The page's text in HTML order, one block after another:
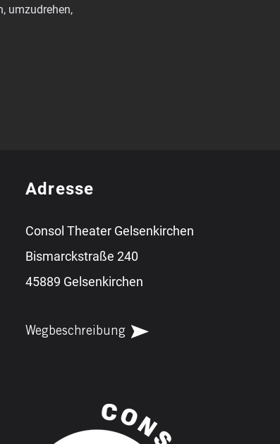
umzudrehen,
Adresse
Consol Theater Gelsenkirchen
Bismarckstraße 240
45889 Gelsenkirchen
Wegbeschreibung